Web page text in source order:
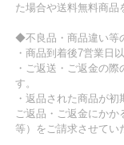
た場合や送料無料商品
◆不良品・商品違い等
・商品到着後7営業日
・ご返送・ご返金の
す。
・返品された商品が
ご返品・ご返金にか
等）をご請求させてい